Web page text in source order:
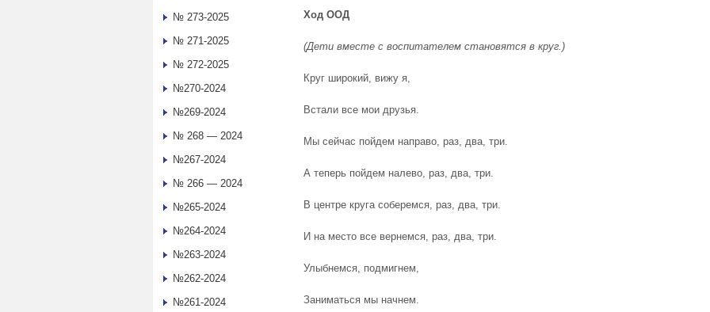
Ход ООД
(Дети вместе с воспитателем становятся в круг.)
Круг широкий, вижу я,
Встали все мои друзья.
Мы сейчас пойдем направо, раз, два, три.
А теперь пойдем налево, раз, два, три.
В центре круга соберемся, раз, два, три.
И на место все вернемся, раз, два, три.
Улыбнемся, подмигнем,
Заниматься мы начнем.
№ 273-2025
№ 271-2025
№ 272-2025
№270-2024
№269-2024
№ 268 — 2024
№267-2024
№ 266 — 2024
№265-2024
№264-2024
№263-2024
№262-2024
№261-2024